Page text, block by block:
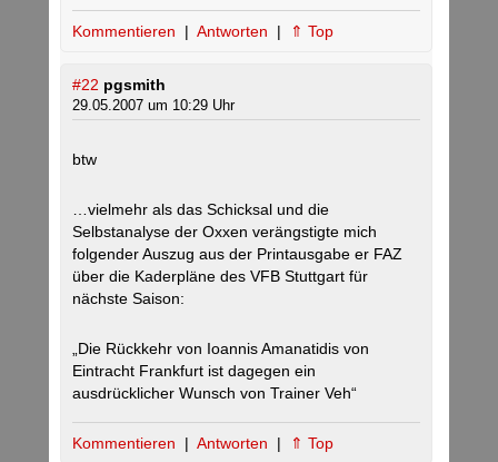
Kommentieren | Antworten | ⇑ Top
#22 pgsmith
29.05.2007 um 10:29 Uhr
btw
…vielmehr als das Schicksal und die
Selbstanalyse der Oxxen verängstigte mich
folgender Auszug aus der Printausgabe er FAZ
über die Kaderpläne des VFB Stuttgart für
nächste Saison:
„Die Rückkehr von Ioannis Amanatidis von
Eintracht Frankfurt ist dagegen ein
ausdrücklicher Wunsch von Trainer Veh“
Kommentieren | Antworten | ⇑ Top